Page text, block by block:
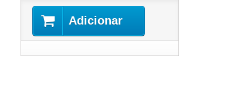
Adicionar